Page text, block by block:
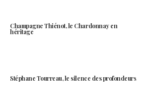
Champagne Thiénot, le Chardonnay en
héritage
Stéphane Tourreau, le silence des profondeurs